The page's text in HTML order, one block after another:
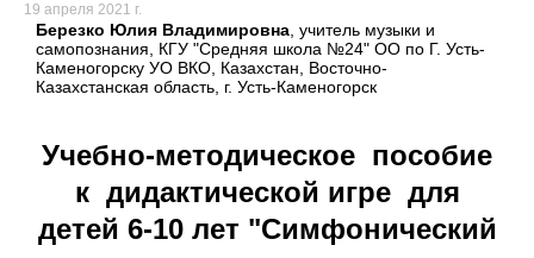
19 апреля 2021 г.
Березко Юлия Владимировна, учитель музыки и
самопознания, КГУ "Средняя школа №24" ОО по Г. Усть-
Каменогорску УО ВКО, Казахстан, Восточно-
Казахстанская область, г. Усть-Каменогорск
Учебно-методическое пособие
к дидактической игре для
детей 6-10 лет "Симфонический